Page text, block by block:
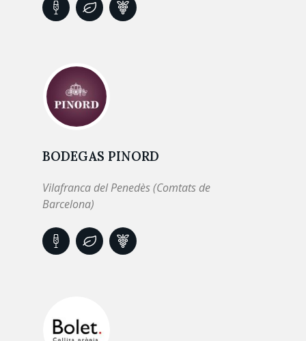
BODEGAS PINORD
Vilafranca del Penedès (Comtats de
Barcelona)